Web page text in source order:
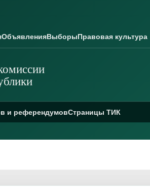
ОбъявленияВыборыПравовая культура
и референдумовСтраницы ТИК